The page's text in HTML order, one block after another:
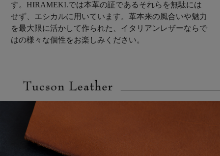
す。HIRAMEKI.では本革の証であるそれらを無駄には
せず、エシカルに用いています。革本来の風合いや魅力
を最大限に活かして作られた、イタリアンレザーならで
はの様々な個性をお楽しみください。